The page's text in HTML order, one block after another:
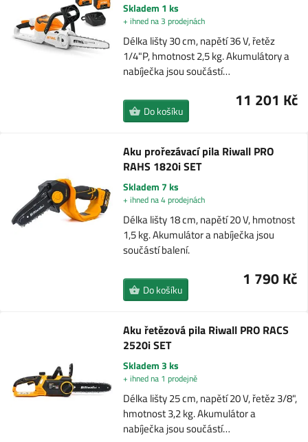
Skladem 1 ks
+ ihned na 3 prodejnách
Délka lišty 30 cm, napětí 36 V, řetěz
1/4"P, hmotnost 2,5 kg. Akumulátory a
nabíječka jsou součástí…
11 201 Kč
Do košíku
Aku prořezávací pila Riwall PRO
RAHS 1820i SET
Skladem 7 ks
+ ihned na 4 prodejnách
Délka lišty 18 cm, napětí 20 V, hmotnost
1,5 kg. Akumulátor a nabíječka jsou
součástí balení.
1 790 Kč
Do košíku
Aku řetězová pila Riwall PRO RACS
2520i SET
Skladem 3 ks
+ ihned na 1 prodejně
Délka lišty 25 cm, napětí 20 V, řetěz 3/8",
hmotnost 3,2 kg. Akumulátor a
nabíječka jsou součástí…